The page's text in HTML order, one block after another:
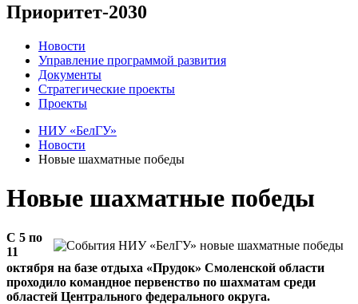
Приоритет-2030
Новости
Управление программой развития
Документы
Стратегические проекты
Проекты
НИУ «БелГУ»
Новости
Новые шахматные победы
Новые шахматные победы
С 5 по
11
октября на базе отдыха «Прудок» Смоленской области
проходило командное первенство по шахматам среди
областей Центрального федерального округа.